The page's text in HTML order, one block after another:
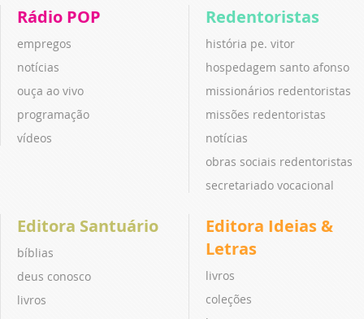
Rádio POP
empregos
notícias
ouça ao vivo
programação
vídeos
Redentoristas
história pe. vitor
hospedagem santo afonso
missionários redentoristas
missões redentoristas
notícias
obras sociais redentoristas
secretariado vocacional
Editora Santuário
bíblias
deus conosco
livros
Editora Ideias &
Letras
livros
coleções